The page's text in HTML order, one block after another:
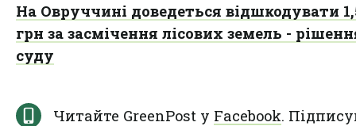
На Овруччині доведеться відшкодувати
грн за засмічення лісових земель -
суду
Читайте GreenPost у Facebook.